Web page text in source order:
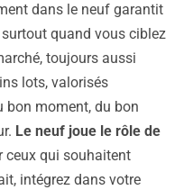
dans le neuf garantit
quand vous ciblez
toujours aussi
lots, valorisés
bon moment, du bon
Le neuf joue le rôle de
ceux qui souhaitent
intégrez dans votre